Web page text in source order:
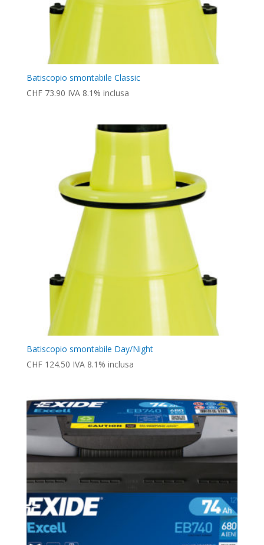
Batiscopio smontabile Classic
CHF73.90 IVA 8.1% inclusa
Batiscopio smontabile Day/Night
CHF124.50 IVA 8.1% inclusa